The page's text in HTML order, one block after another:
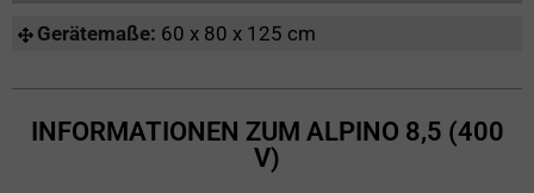
Gerätemaße: 60 x 80 x 125 cm
INFORMATIONEN ZUM ALPINO 8,5 (400
V)